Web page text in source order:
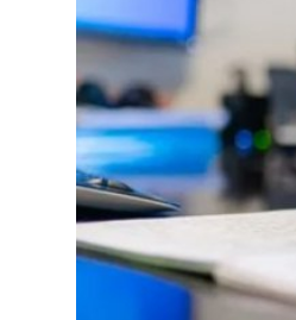
Elm və innovasiya
Reportaj
Pedaqogika
Regionlar